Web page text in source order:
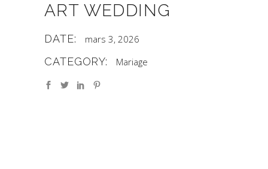
ART WEDDING
DATE: mars 3, 2026
CATEGORY: Mariage